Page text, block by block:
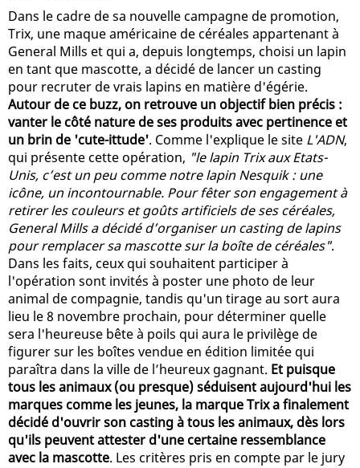
Dans le cadre de sa nouvelle campagne de promotion,
Trix, une maque américaine de céréales appartenant à
General Mills et qui a, depuis longtemps, choisi un lapin
en tant que mascotte, a décidé de lancer un casting
pour recruter de vrais lapins en matière d'égérie.
Autour de ce buzz, on retrouve un objectif bien précis :
vanter le côté nature de ses produits avec pertinence et
un brin de 'cute-ittude'. Comme l'explique le site L'ADN,
qui présente cette opération, "le lapin Trix aux Etats-
Unis, c’est un peu comme notre lapin Nesquik : une
icône, un incontournable. Pour fêter son engagement à
retirer les couleurs et goûts artificiels de ses céréales,
General Mills a décidé d’organiser un casting de lapins
pour remplacer sa mascotte sur la boîte de céréales".
Dans les faits, ceux qui souhaitent participer à
l'opération sont invités à poster une photo de leur
animal de compagnie, tandis qu'un tirage au sort aura
lieu le 8 novembre prochain, pour déterminer quelle
sera l'heureuse bête à poils qui aura le privilège de
figurer sur les boîtes vendue en édition limitée qui
paraîtra dans la ville de l’heureux gagnant. Et puisque
tous les animaux (ou presque) séduisent aujourd'hui les
marques comme les jeunes, la marque Trix a finalement
décidé d'ouvrir son casting à tous les animaux, dès lors
qu'ils peuvent attester d'une certaine ressemblance
avec la mascotte. Les critères pris en compte par le jury